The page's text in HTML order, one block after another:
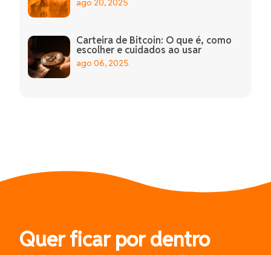
Carteira de Bitcoin: O que é, como
escolher e cuidados ao usar
ago 06, 2025
Quer ficar por dentro